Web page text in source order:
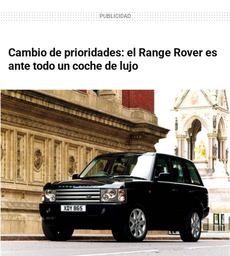
Cambio de prioridades: el Range Rover es
ante todo un coche de lujo